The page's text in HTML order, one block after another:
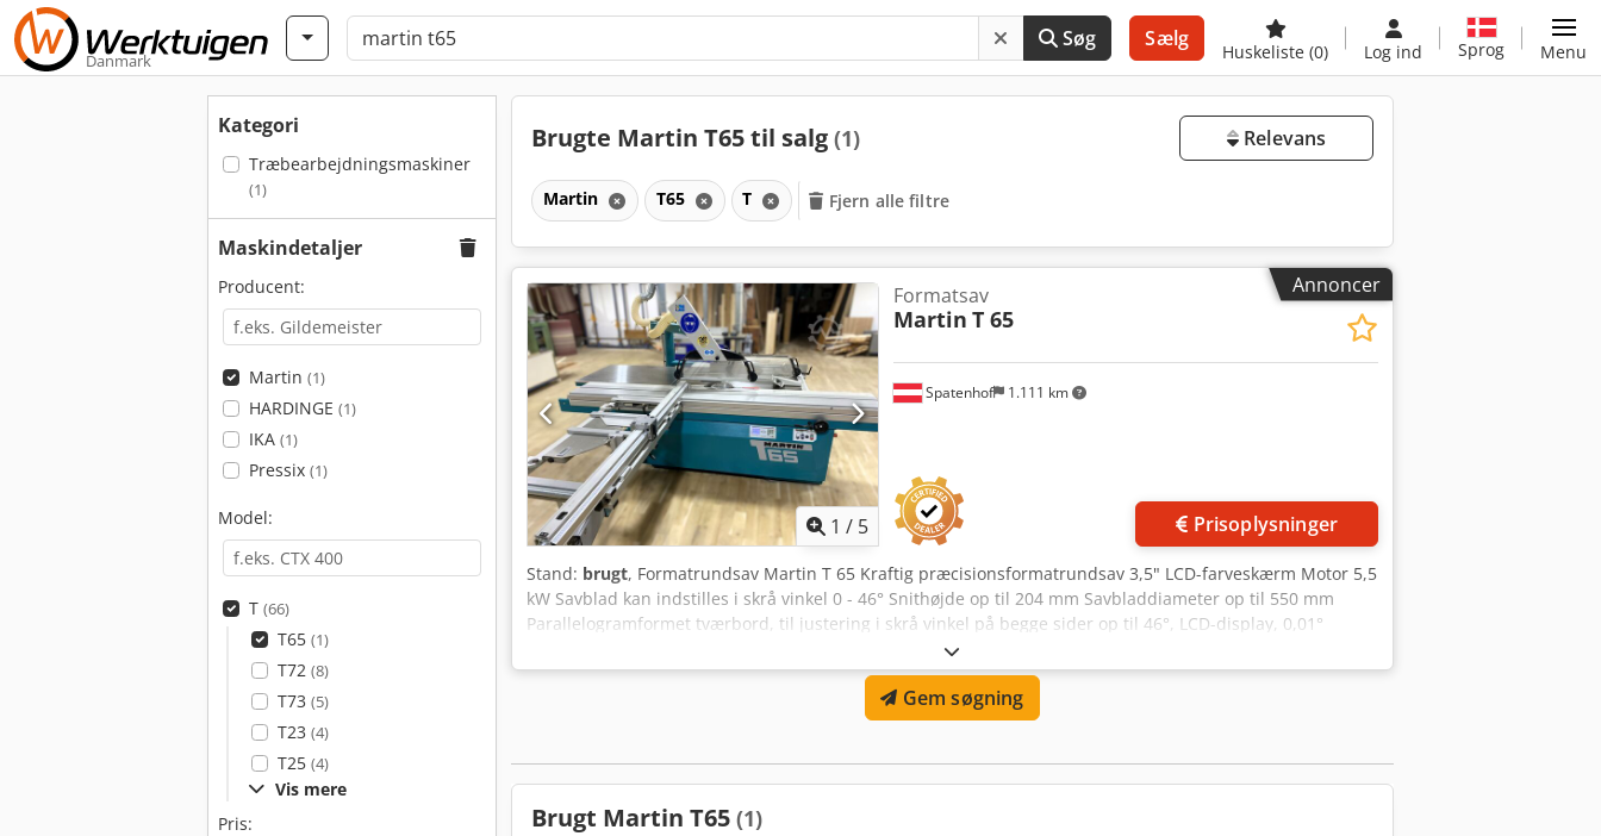
Danmark
Søg Sælg
Huskeliste (0) Log ind Sprog Menu
Kategori
Træbearbejdningsmaskiner
(1)
Maskindetaljer
Producent:
Martin (1)
HARDINGE (1)
IKA (1)
Pressix (1)
Model:
T (66)
T65 (1)
T72 (8)
T73 (5)
T23 (4)
T25 (4)
Vis mere
Pris:
Brugte Martin T65 til salg (1) Relevans
Martin T65 T Fjern alle filtre
Annoncer
1 / 5
Spatenhof 1.111 km
Formatsav
Martin T 65
Prisoplysninger
Stand: brugt, Formatrundsav Martin T 65 Kraftig præcisionsformatrundsav 3,5" LCD-farveskærm Motor 5,5
kW Savblad kan indstilles i skrå vinkel 0 - 46° Snithøjde op til 204 mm Savbladdiameter op til 550 mm
Parallelogramformet tværbord, til justering i skrå vinkel på begge sider op til 46°, LCD-display, 0,01°
finjustering af skærevinkel Analog længdeanslag med 2-punkts system Beskærelængde 3.000 mm
Snittebredde med parallelanslag 1.100 mm Breddeanslagsjustering via håndhjul Aflæsning af
breddeanslag via kontrolpanel Chsdpfjzkhk Aex Ah Aja CE-udgave Byggeår 2012 Maskinen er
VÆRKSTEDSKONTROLLERET og i TOP-stand, fra et håndværksfirma afhentes på stedet
Gem søgning
Brugt Martin T65 (1)